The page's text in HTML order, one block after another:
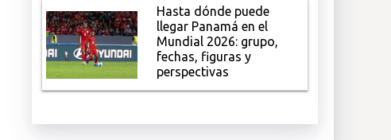
Hasta dónde puede
llegar Panamá en el
Mundial 2026: grupo,
fechas, figuras y
perspectivas